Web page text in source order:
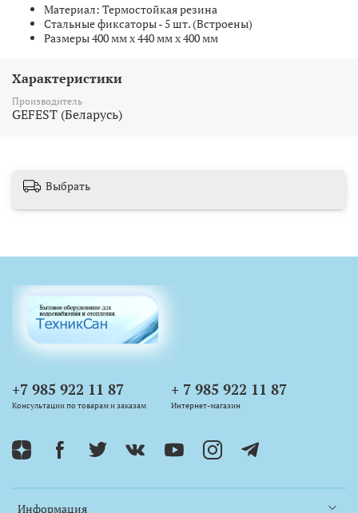
Материал: Термостойкая резина
Стальные фиксаторы - 5 шт. (Встроены)
Размеры 400 мм х 440 мм х 400 мм
Характеристики
Производитель
GEFEST (Беларусь)
Выбрать
Информация
+7 985 922 11 87
Консультации по товарам и заказам
+ 7 985 922 11 87
Интернет-магазин